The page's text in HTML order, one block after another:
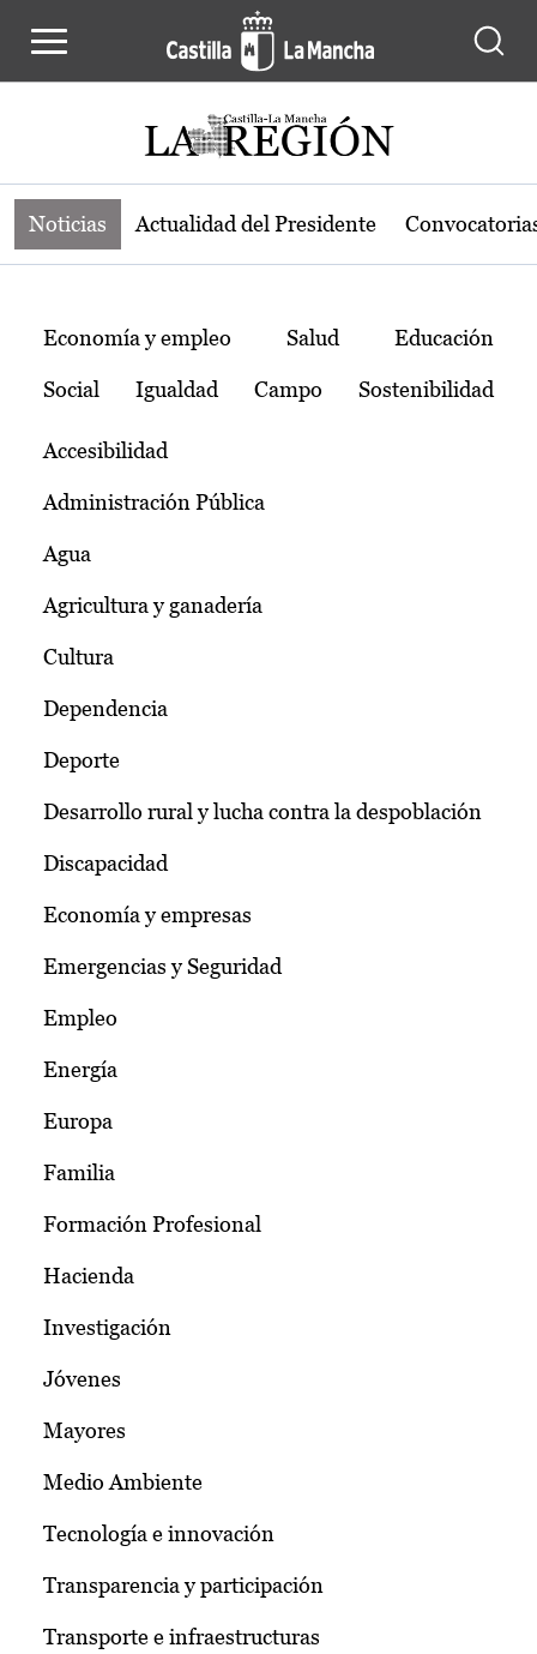
Noticias de la región de Castilla-La
Noticias Actualidad del Presidente
Temas
Economía y empleo Salud Educación
Social Igualdad Campo Sostenibilidad
Accesibilidad
Administración Pública
Agua
Agricultura y ganadería
Cultura
Dependencia
Deporte
Desarrollo rural y lucha contra la despoblación
Discapacidad
Economía y empresas
Emergencias y Seguridad
Empleo
Energía
Europa
Familia
Formación Profesional
Hacienda
Investigación
Jóvenes
Mayores
Medio Ambiente
Tecnología e innovación
Transparencia y participación
Transporte e infraestructuras